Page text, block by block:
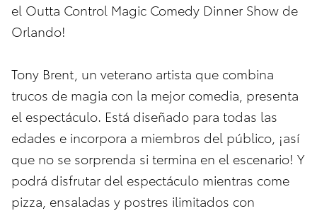
el Outta Control Magic Comedy Dinner Show de
Orlando!
Tony Brent, un veterano artista que combina
trucos de magia con la mejor comedia, presenta
el espectáculo. Está diseñado para todas las
edades e incorpora a miembros del público, ¡así
que no se sorprenda si termina en el escenario! Y
podrá disfrutar del espectáculo mientras come
pizza, ensaladas y postres ilimitados con